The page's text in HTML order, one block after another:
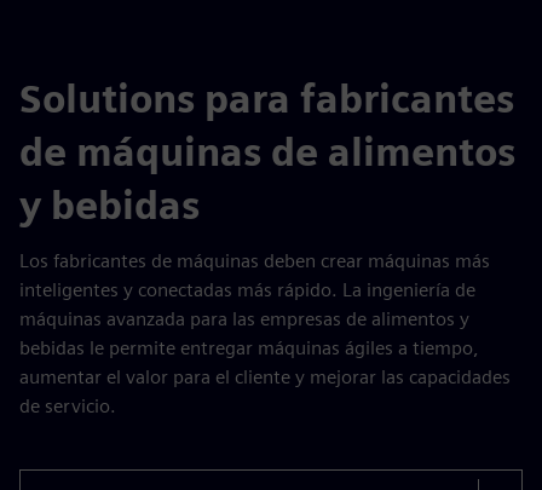
Solutions para fabricantes
de máquinas de alimentos
y bebidas
Los fabricantes de máquinas deben crear máquinas más
inteligentes y conectadas más rápido. La ingeniería de
máquinas avanzada para las empresas de alimentos y
bebidas le permite entregar máquinas ágiles a tiempo,
aumentar el valor para el cliente y mejorar las capacidades
de servicio.